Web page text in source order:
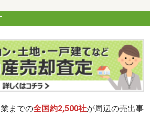
までの全国約2,500社が周辺の売出事